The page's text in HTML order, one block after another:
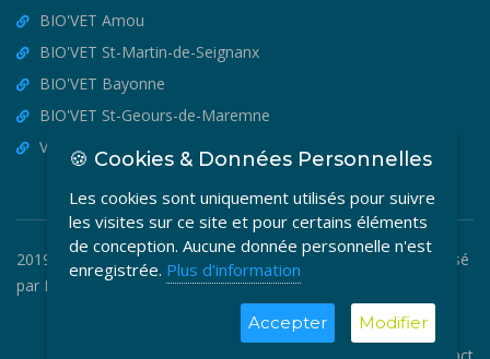
BIO'VET Amou
BIO'VET St-Martin-de-Seignanx
BIO'VET Bayonne
BIO'VET St-Geours-de-Maremne
VET'OSTEO
2019-2026 © BIO'VET - Copyright Tous Droits Réservés. Réalisé
par MEDIA VETO
🍪 Cookies & Données Personnelles
Les cookies sont uniquement utilisés pour suivre
les visites sur ce site et pour certains éléments
de conception. Aucune donnée personnelle n'est
enregistrée. Plus d'information
Accepter Modifier